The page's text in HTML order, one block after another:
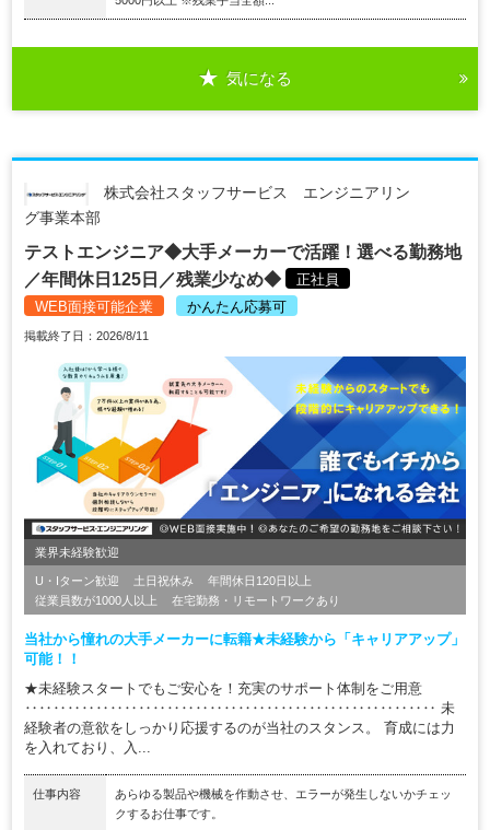
気になる
株式会社スタッフサービス エンジニアリン
グ事業本部
テストエンジニア◆大手メーカーで活躍！選べる勤務地
／年間休日125日／残業少なめ◆
正社員
WEB面接可能企業
かんたん応募可
掲載終了日：2026/8/11
業界未経験歓迎
U・Iターン歓迎 土日祝休み
年間休日120日以上
従業員数が1000人以上
在宅勤務・リモートワークあり
当社から憧れの大手メーカーに転籍★未経験から「キャリアアップ」
可能！！
★未経験スタートでもご安心を！充実のサポート体制をご用意
‥‥‥‥‥‥‥‥‥‥‥‥‥‥‥‥‥‥‥‥‥‥‥‥‥‥‥‥‥ 未
経験者の意欲をしっかり応援するのが当社のスタンス。 育成には力
を入れており、入...
仕事内容
あらゆる製品や機械を作動させ、エラーが発生しないかチェッ
クするお仕事です。